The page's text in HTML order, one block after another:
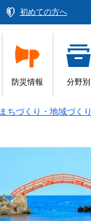
初めての方へ
防災情報 分野別
まちづくり・地域づくり